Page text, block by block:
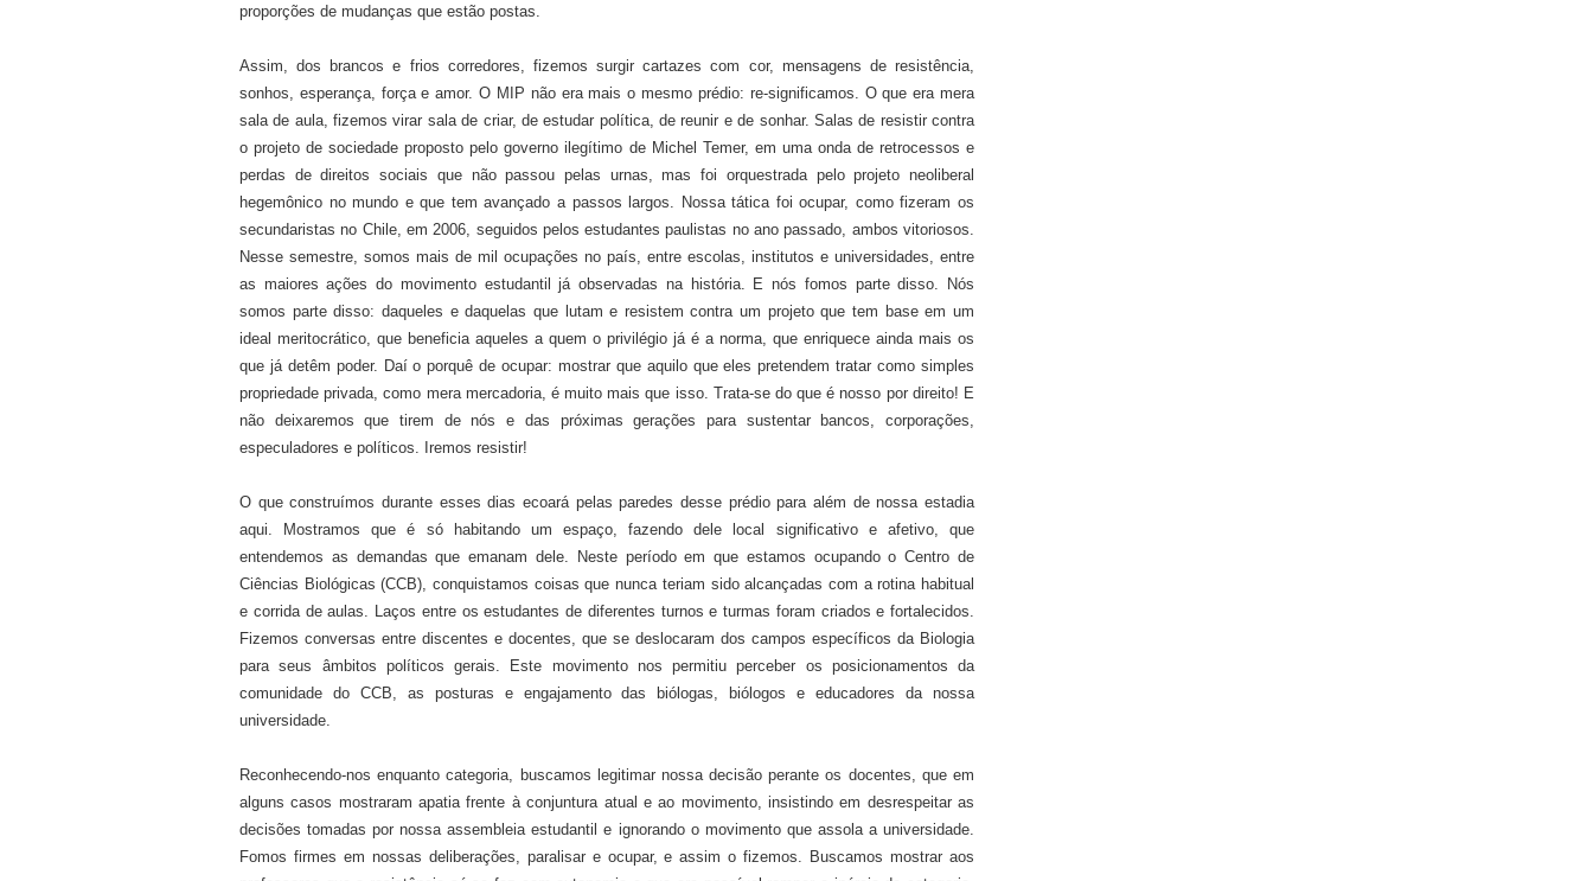
proporções de mudanças que estão postas.
Assim, dos brancos e frios corredores, fizemos surgir cartazes com cor, mensagens de resistência,
sonhos, esperança, força e amor. O MIP não era mais o mesmo prédio: re-significamos. O que era mera
sala de aula, fizemos virar sala de criar, de estudar política, de reunir e de sonhar. Salas de resistir contra
o projeto de sociedade proposto pelo governo ilegítimo de Michel Temer, em uma onda de retrocessos e
perdas de direitos sociais que não passou pelas urnas, mas foi orquestrada pelo projeto neoliberal
hegemônico no mundo e que tem avançado a passos largos. Nossa tática foi ocupar, como fizeram os
secundaristas no Chile, em 2006, seguidos pelos estudantes paulistas no ano passado, ambos vitoriosos.
Nesse semestre, somos mais de mil ocupações no país, entre escolas, institutos e universidades, entre
as maiores ações do movimento estudantil já observadas na história. E nós fomos parte disso. Nós
somos parte disso: daqueles e daquelas que lutam e resistem contra um projeto que tem base em um
ideal meritocrático, que beneficia aqueles a quem o privilégio já é a norma, que enriquece ainda mais os
que já detêm poder. Daí o porquê de ocupar: mostrar que aquilo que eles pretendem tratar como simples
propriedade privada, como mera mercadoria, é muito mais que isso. Trata-se do que é nosso por direito! E
não deixaremos que tirem de nós e das próximas gerações para sustentar bancos, corporações,
especuladores e políticos. Iremos resistir!
O que construímos durante esses dias ecoará pelas paredes desse prédio para além de nossa estadia
aqui. Mostramos que é só habitando um espaço, fazendo dele local significativo e afetivo, que
entendemos as demandas que emanam dele. Neste período em que estamos ocupando o Centro de
Ciências Biológicas (CCB), conquistamos coisas que nunca teriam sido alcançadas com a rotina habitual
e corrida de aulas. Laços entre os estudantes de diferentes turnos e turmas foram criados e fortalecidos.
Fizemos conversas entre discentes e docentes, que se deslocaram dos campos específicos da Biologia
para seus âmbitos políticos gerais. Este movimento nos permitiu perceber os posicionamentos da
comunidade do CCB, as posturas e engajamento das biólogas, biólogos e educadores da nossa
universidade.
Reconhecendo-nos enquanto categoria, buscamos legitimar nossa decisão perante os docentes, que em
alguns casos mostraram apatia frente à conjuntura atual e ao movimento, insistindo em desrespeitar as
decisões tomadas por nossa assembleia estudantil e ignorando o movimento que assola a universidade.
Fomos firmes em nossas deliberações, paralisar e ocupar, e assim o fizemos. Buscamos mostrar aos